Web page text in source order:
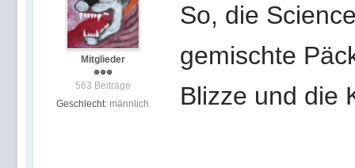
Mitglieder
563 Beiträge
Geschlecht: männlich
So, die
gemischte
Blizze und die